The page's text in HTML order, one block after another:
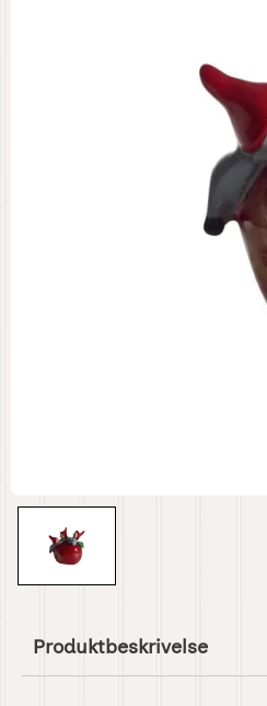
Produktbeskrivelse